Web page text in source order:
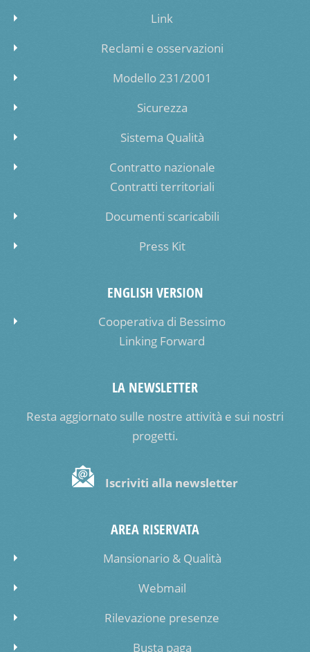
Link
Reclami e osservazioni
Modello 231/2001
Sicurezza
Sistema Qualità
Contratto nazionale
Contratti territoriali
Documenti scaricabili
Press Kit
ENGLISH VERSION
Cooperativa di Bessimo
Linking Forward
LA NEWSLETTER
Resta aggiornato sulle nostre attività e sui nostri
progetti.
Iscriviti alla newsletter
AREA RISERVATA
Mansionario & Qualità
Webmail
Rilevazione presenze
Busta paga